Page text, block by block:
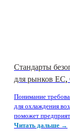
Стандарты
для рынков
Понимание
для охлаждения
поможет
Читать дальше →